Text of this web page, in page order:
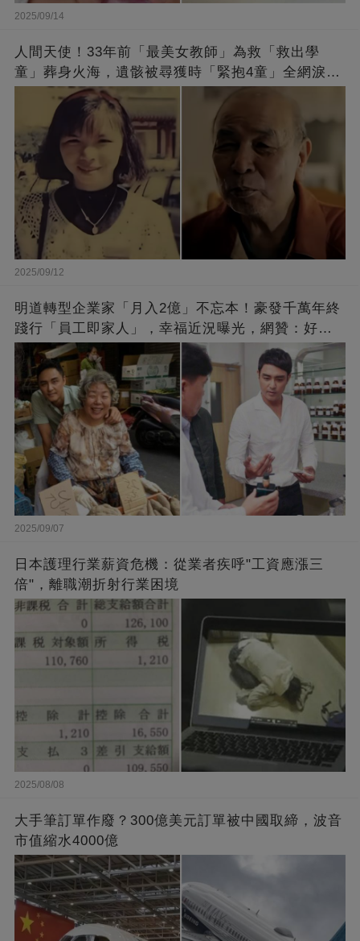
2025/09/14
人間天使！33年前「最美女教師」為救「救出學
童」葬身火海，遺骸被尋獲時「緊抱4童」全網淚
崩：真正的英雄不該被遺忘
2025/09/12
明道轉型企業家「月入2億」不忘本！豪發千萬年終
踐行「員工即家人」，幸福近況曝光，網贊：好老
闆的福報
2025/09/07
日本護理行業薪資危機：從業者疾呼"工資應漲三
倍"，離職潮折射行業困境
2025/08/08
大手筆訂單作廢？300億美元訂單被中國取締，波音
市值縮水4000億